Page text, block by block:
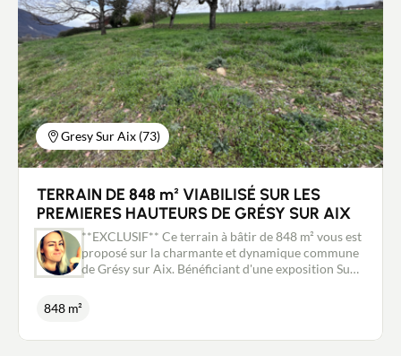
Gresy Sur Aix (73)
TERRAIN DE 848 m² VIABILISÉ SUR LES
PREMIERES HAUTEURS DE GRÉSY SUR AIX
**EXCLUSIF** Ce terrain à bâtir de 848 m² vous est
proposé sur la charmante et dynamique commune
de Grésy sur Aix. Bénéficiant d'une exposition Sud
848 m²